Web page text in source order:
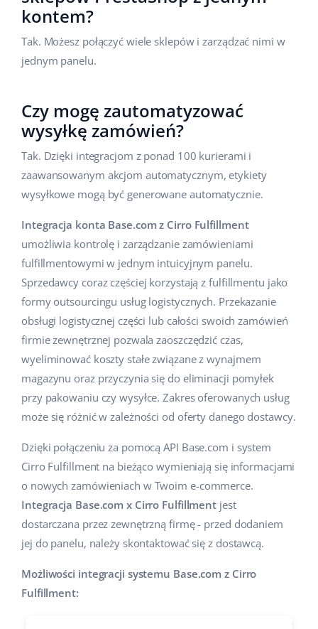
kontem?
Tak. Możesz połączyć wiele sklepów i zarządzać nimi w
jednym panelu.
Czy mogę zautomatyzować
wysyłkę zamówień?
Tak. Dzięki integracjom z ponad 100 kurierami i
zaawansowanym akcjom automatycznym, etykiety
wysyłkowe mogą być generowane automatycznie.
Integracja konta Base.com z Cirro Fulfillment
umożliwia kontrolę i zarządzanie zamówieniami
fulfillmentowymi w jednym intuicyjnym panelu.
Sprzedawcy coraz częściej korzystają z fulfillmentu jako
formy outsourcingu usług logistycznych. Przekazanie
obsługi logistycznej części lub całości swoich zamówień
firmie zewnętrznej pozwala zaoszczędzić czas,
wyeliminować koszty stałe związane z wynajmem
magazynu oraz przyczynia się do eliminacji pomyłek
przy pakowaniu czy wysyłce. Zakres oferowanych usług
może się różnić w zależności od oferty danego dostawcy.
Dzięki połączeniu za pomocą API Base.com i system
Cirro Fulfillment na bieżąco wymieniają się informacjami
o nowych zamówieniach w Twoim e-commerce.
Integracja Base.com x Cirro Fulfillment jest
dostarczana przez zewnętrzną firmę - przed dodaniem
jej do panelu, należy skontaktować się z dostawcą.
Możliwości integracji systemu Base.com z Cirro
Fulfillment: